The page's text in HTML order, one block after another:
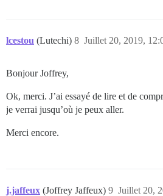
lcestou (Lutechi) Juillet 20, 2019,
8
Bonjour Joffrey,
Ok, merci. J’ai essayé de lire et de
je verrai jusqu’où je peux aller.
Merci encore.
j.jaffeux (Joffrey Jaffeux) Juillet 20,
9